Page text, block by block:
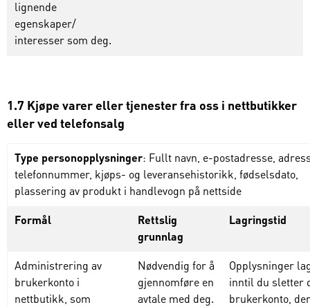
lignende
egenskaper/
interesser som deg.
1.7 Kjøpe varer eller tjenester fra oss i nettbutikker
eller ved telefonsalg
Type personopplysninger: Fullt navn, e-postadresse,
telefonnummer, kjøps- og leveransehistorikk, fødselsdato,
plassering av produkt i handlevogn på nettside
Formål
Rettslig
grunnlag
Lagringstid
Administrering av
brukerkonto i
nettbutikk, som
Nødvendig for å
gjennomføre en
avtale med deg.
Opplysninger
inntil du sletter
brukerkonto,